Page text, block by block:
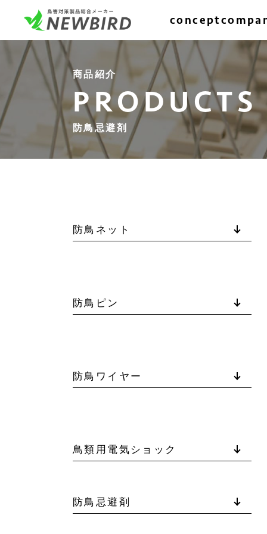
concept
商品紹介
PRODUCTS
防鳥忌避剤
防鳥ネット
防鳥ピン
防鳥ワイヤー
鳥類用電気ショック
防鳥忌避剤